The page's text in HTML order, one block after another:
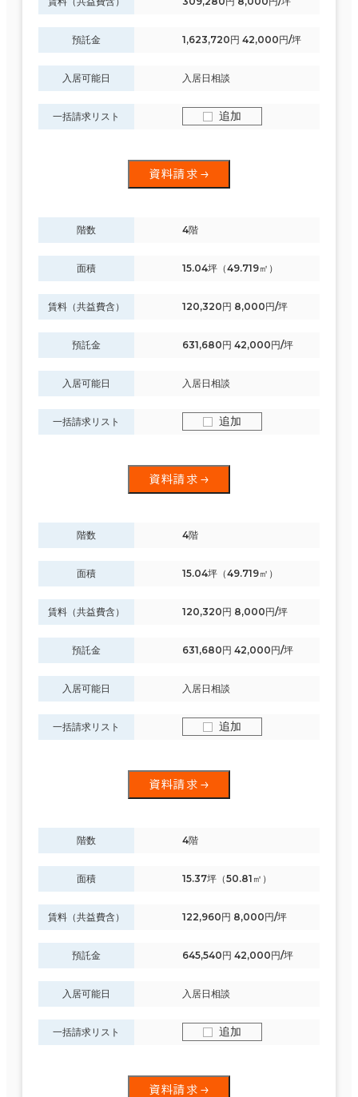
預託金 1,623,720円 42,000円/坪
入居可能日 入居日相談
一括請求リスト 追加
資料請求
階数 4階
面積 15.04坪（49.719㎡）
賃料（共益費含） 120,320円 8,000円/坪
預託金 631,680円 42,000円/坪
入居可能日 入居日相談
一括請求リスト 追加
資料請求
階数 4階
面積 15.04坪（49.719㎡）
賃料（共益費含） 120,320円 8,000円/坪
預託金 631,680円 42,000円/坪
入居可能日 入居日相談
一括請求リスト 追加
資料請求
階数 4階
面積 15.37坪（50.81㎡）
賃料（共益費含） 122,960円 8,000円/坪
預託金 645,540円 42,000円/坪
入居可能日 入居日相談
一括請求リスト 追加
資料請求